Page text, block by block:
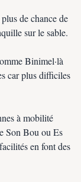
de chance de
sur le sable.
Binimel·là
car plus difficiles
à mobilité
Son Bou ou Es
en font des